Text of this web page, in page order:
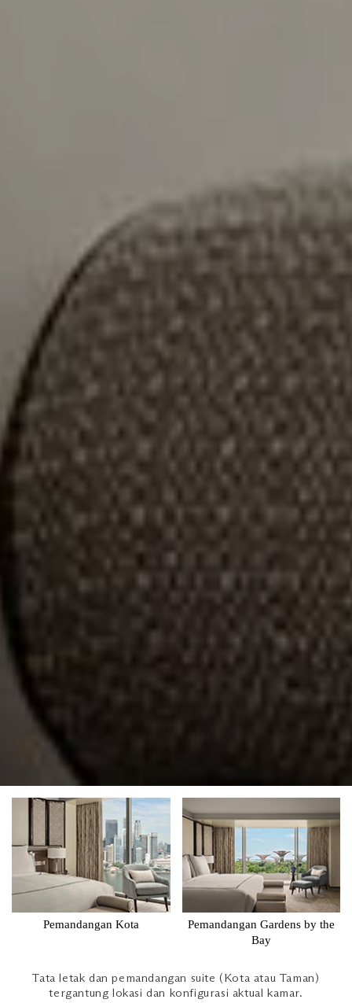
Pemandangan Kota
Pemandangan Gardens by the
Bay
Tata letak dan pemandangan suite (Kota atau Taman)
tergantung lokasi dan konfigurasi aktual kamar.